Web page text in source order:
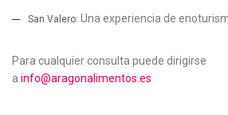
San Valero: Una experiencia de
Para cualquier consulta puede dirigirse
a info@aragonalimentos.es